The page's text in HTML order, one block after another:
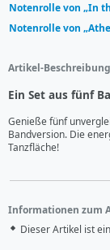
Notenrolle von „In
Notenrolle von
Artikel-Beschreibung
Ein Set aus fünf
Genieße fünf
Bandversion. Die
Tanzfläche!
Informationen zum
Dieser Artikel ist